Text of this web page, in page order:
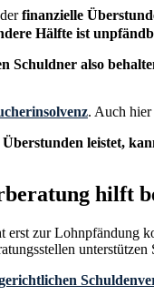
finanzielle
Hälfte ist
Schuldner also
. Auch hier
leistet,
hilft
erst zur Lohnpfändung
unterstützen